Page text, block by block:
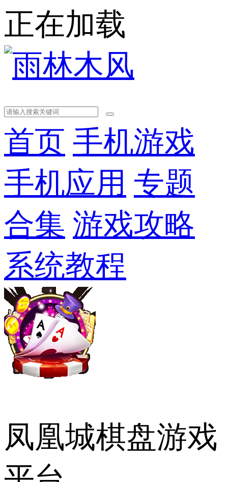
正在加载
首页 手机游戏
手机应用 专题
合集 游戏攻略
系统教程
凤凰城棋盘游戏